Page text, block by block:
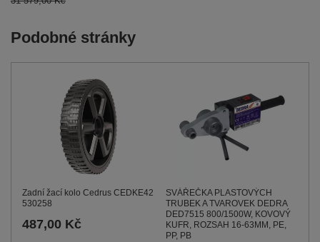
Podobné stránky
Zadní žací kolo Cedrus CEDKE42
530258
487,00 Kč
SVÁŘEČKA PLASTOVÝCH
TRUBEK A TVAROVEK DEDRA
DED7515 800/1500W, KOVOVÝ
KUFR, ROZSAH 16-63MM, PE,
PP, PB